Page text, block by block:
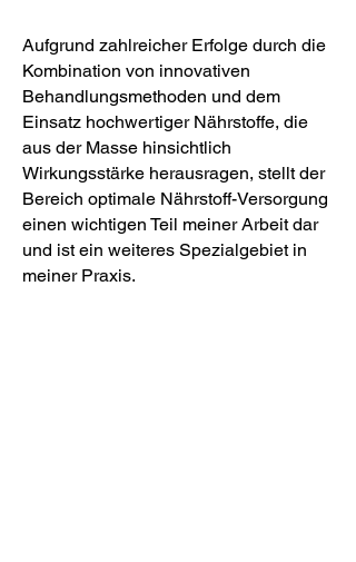
Aufgrund zahlreicher Erfolge durch die
Kombination von innovativen
Behandlungsmethoden und dem
Einsatz hochwertiger Nährstoffe, die
aus der Masse hinsichtlich
Wirkungsstärke herausragen, stellt der
Bereich optimale Nährstoff-Versorgung
einen wichtigen Teil meiner Arbeit dar
und ist ein weiteres Spezialgebiet in
meiner Praxis.